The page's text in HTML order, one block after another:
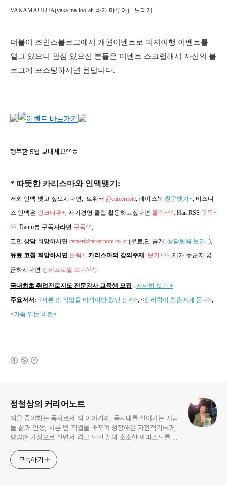
VAKAMAULUA(vaka ma-loo-ah 바카 마루아) - 느리게
더불어 조인스블로그에서 개편이벤트로 피지여행 이벤트를
열고 있으니 관심 있으신 분들은 이벤트 스크랩해서 자신의 블
로그에 포스팅하시면 된답니다.
행복한 5월 보내세요^^ㅎ
* 따뜻한 카리스마와 인맥맺기:
저와 인맥 맺고 싶으시다면, 트위터 @careernote, 페이스북 친구맺기+, 비즈니
스 인맥은 링크나우+, 자기경영 클럽 활동하고싶다면 클릭+^^, Han RSS 구독+
^^, Daum뷰 구독자라면 구독^^,
고민 상담 희망하시면 career@careernote.co.kr (무료,단 공개, 상담원칙 보기+),
유료 코칭 희망하시면 클릭+, 카리스마의 강의주제 : 보기+^^, 제가 누군지 궁
금하시다면 상세프로필 보기^^*,
국내최초 취업진로지도 전문강사 교육생 모집 : 자세히 보기 +
주요저서: <서른 번 직업을 바꿔야만 했던 남자>, <심리학이 청춘에게 묻다>,
<가슴 뛰는 비전>
정철상의 커리어노트
책을 좋아하는 독자로서 책 이야기와, 동시대를 살아가는 사람
들 삶과 인생, 서른 번 직업을 바꾸며 성장해온 자전적기록과,
평범한 가장으로 살면서 겪고 느낀 삶의 소소한 에피소드를 전
고픈 커리어코치, 유튜브: 정교수의 인생수업
구독하기